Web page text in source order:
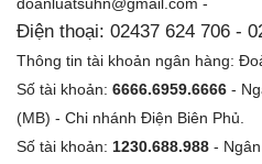
Điện thoại: 02437 624 706 -
Thông tin tài khoản ngân hàng:
Số tài khoản: 6666.6959.6666 -
(MB) - Chi nhánh Điện Biên Phủ.
Số tài khoản: 1230.688.988 -